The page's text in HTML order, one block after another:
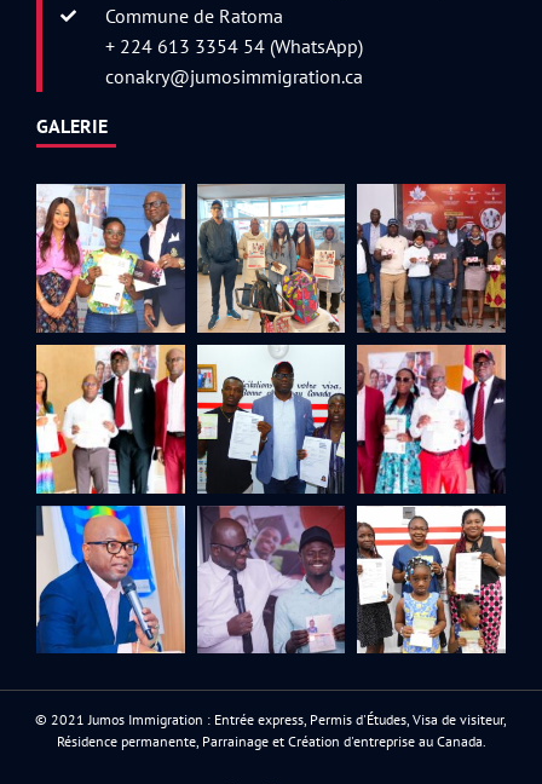
Commune de Ratoma
+ 224 613 3354 54 (WhatsApp)
conakry@jumosimmigration.ca
GALERIE
© 2021 Jumos Immigration : Entrée express, Permis d'Études, Visa de visiteur,
Résidence permanente, Parrainage et Création d'entreprise au Canada.